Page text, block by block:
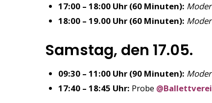
17:00 – 18:00 Uhr (60 Minuten):
18:00 – 19.00 Uhr (60 Minuten):
Samstag, den 17.05.
09:30 – 11:00 Uhr (90 Minuten):
17:40 – 18:45 Uhr: Probe